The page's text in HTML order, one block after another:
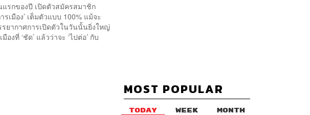
รกของปี เปิดตัวสมัครสมาชิก
เมือง’ เต็มตัวแบบ 100% แม้จะ
ยากาศการเปิดตัวในวันนั้นยิ่งใหญ่
งที่ ‘ชัด’ แล้วว่าจะ ‘ไปต่อ’ กับ
MOST POPULAR
TODAY WEEK MONTH